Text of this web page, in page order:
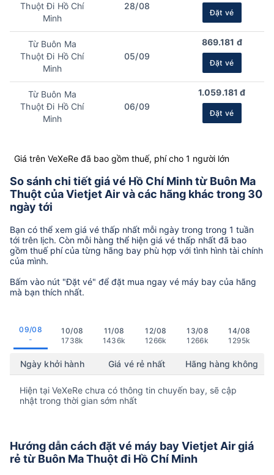
Thuột Đi Hồ Chí
Minh
28/08
Đặt vé
Từ Buôn Ma
Thuột Đi Hồ Chí
Minh
05/09
869.181 đ
Đặt vé
Từ Buôn Ma
Thuột Đi Hồ Chí
Minh
06/09
1.059.181 đ
Đặt vé
Giá trên VeXeRe đã bao gồm thuế, phí cho 1 người lớn
So sánh chi tiết giá vé Hồ Chí Minh từ Buôn Ma
Thuột của Vietjet Air và các hãng khác trong 30
ngày tới
Bạn có thể xem giá vé thấp nhất mỗi ngày trong trong 1 tuần
tới trên lịch. Còn mỗi hàng thể hiện giá vé thấp nhất đã bao
gồm thuế phí của từng hãng bay phù hợp với tình hình tài chính
của mình.
Bấm vào nút "Đặt vé" để đặt mua ngay vé máy bay của hãng
mà bạn thích nhất.
09/08
-
10/08
1738k
11/08
1436k
12/08
1266k
13/08
1266k
14/08
1295k
Ngày khởi hành Giá vé rẻ nhất Hãng hàng không
Hiện tại VeXeRe chưa có thông tin chuyến bay, sẽ cập
nhật trong thời gian sớm nhất
Hướng dẫn cách đặt vé máy bay Vietjet Air giá
rẻ từ Buôn Ma Thuột đi Hồ Chí Minh